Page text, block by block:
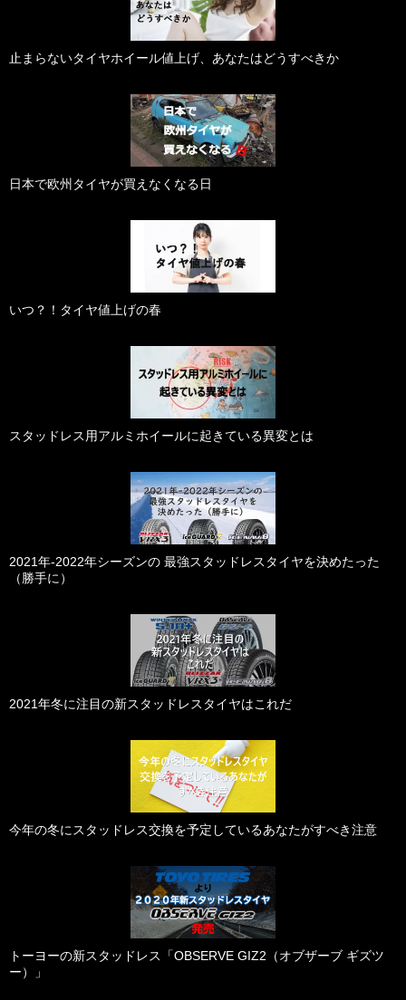
止まらないタイヤホイール値上げ、あなたはどうすべきか
日本で欧州タイヤが買えなくなる日
いつ？！タイヤ値上げの春
スタッドレス用アルミホイールに起きている異変とは
2021年-2022年シーズンの 最強スタッドレスタイヤを決めたった
（勝手に）
2021年冬に注目の新スタッドレスタイヤはこれだ
今年の冬にスタッドレス交換を予定しているあなたがすべき注意
トーヨーの新スタッドレス「OBSERVE GIZ2（オブザーブ ギズツ
ー）」